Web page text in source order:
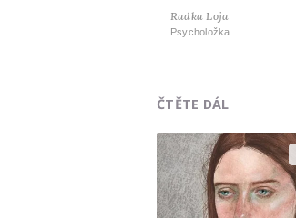
Radka Loja
Psycholožka
ČTĚTE DÁL